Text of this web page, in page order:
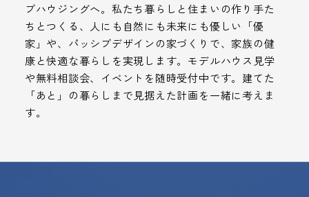
ブハウジングへ。私たち暮らしと住まいの作り手た
ちとつくる、人にも自然にも未来にも優しい「優
家」や、パッシブデザインの家づくりで、家族の健
康と快適な暮らしを実現します。モデルハウス見学
や無料相談会、イベントを随時受付中です。建てた
「あと」の暮らしまで見据えた計画を一緒に考えま
す。